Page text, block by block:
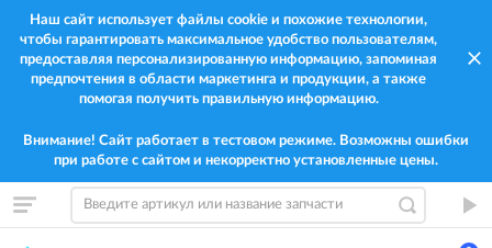
Наш сайт использует файлы cookie и похожие технологии,
чтобы гарантировать максимальное удобство пользователям,
предоставляя персонализированную информацию, запоминая
предпочтения в области маркетинга и продукции, а также
помогая получить правильную информацию.
Внимание! Сайт работает в тестовом режиме. Возможны ошибки
при работе с сайтом и некорректно установленные цены.